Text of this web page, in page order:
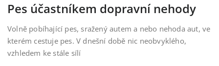
Pes účastníkem dopravní nehody
Volně pobíhající pes, sražený autem a nebo nehoda aut, ve
kterém cestuje pes. V dnešní době nic neobvyklého,
vzhledem ke stále sílí